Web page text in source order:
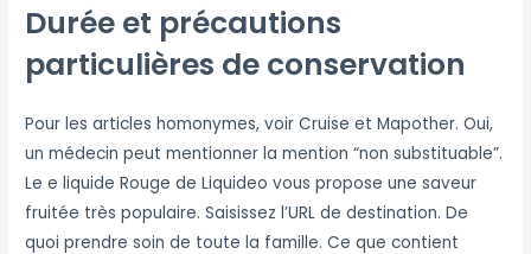
Durée et précautions
particulières de conservation
Pour les articles homonymes, voir Cruise et Mapother. Oui,
un médecin peut mentionner la mention “non substituable”.
Le e liquide Rouge de Liquideo vous propose une saveur
fruitée très populaire. Saisissez l’URL de destination. De
quoi prendre soin de toute la famille. Ce que contient